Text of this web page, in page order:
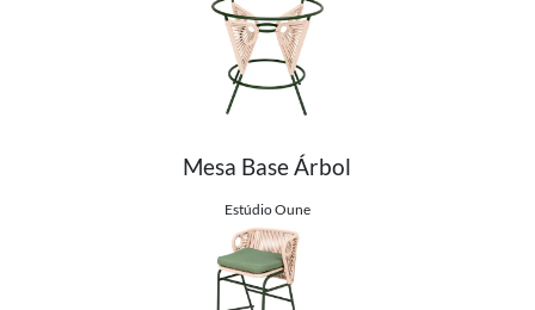
Ver detalhes do produto
Mesa Base Árbol
Estúdio Oune